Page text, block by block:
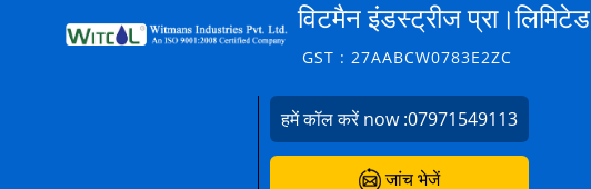
विटमैन इंडस्ट्रीज प्रा।लिमिटेड
GST : 27AABCW0783E2ZC
हमें कॉल करें now :07971549113
जांच भेजें